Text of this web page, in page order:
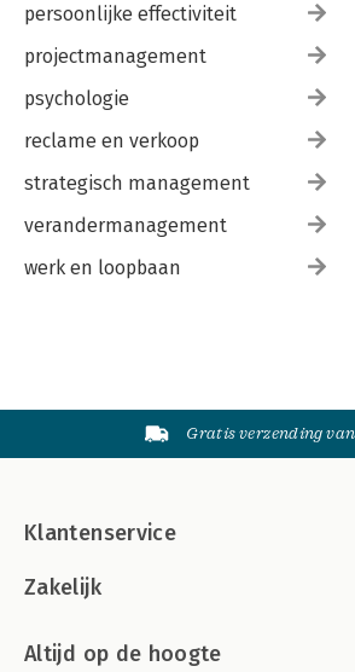
persoonlijke effectiviteit
projectmanagement
psychologie
reclame en verkoop
strategisch management
verandermanagement
werk en loopbaan
Gratis verzending
Klantenservice
Zakelijk
Altijd op de hoogte